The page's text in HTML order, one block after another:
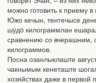
можно готовить к приему
Южо кечын, теҥгечысе
шӱдӧ килограммлан
сравнению со вчерашним,
килограммов.
Посна озанлыклаште
чакнымым кенеташте
хозяйствах даже в первой